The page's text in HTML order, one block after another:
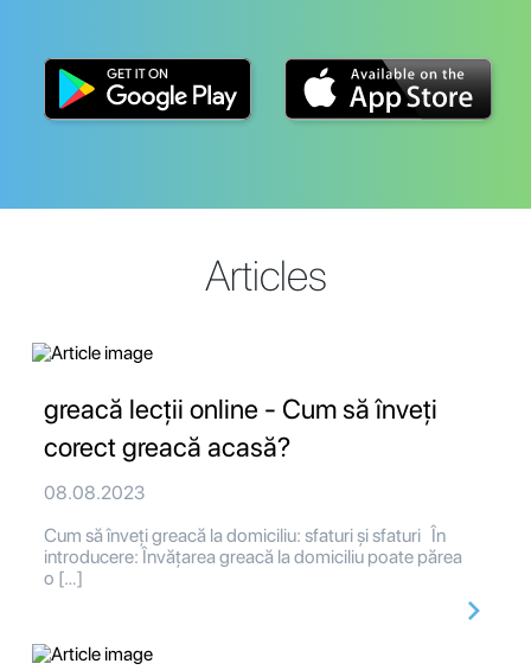
Articles
greacă lecții online - Cum să înveți
corect greacă acasă?
08.08.2023
Cum să înveți greacă la domiciliu: sfaturi și sfaturi În
introducere: Învățarea greacă la domiciliu poate părea
o […]